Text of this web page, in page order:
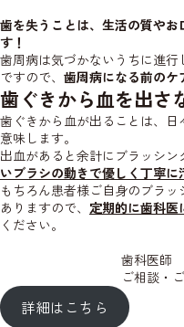
歯を失うことは、生活の質や
す！
歯周病は気づかないうちに進行
ですので、 歯周病になる前のケ
歯ぐきから血を出さ
歯ぐきから血が出ることは、
意味します。
出血があると余計にブラッシン
いブラシの動きで優しく丁寧
もちろん患者様ご自身のブラ
ありますので、 定期的に歯科医
ください。
歯科医
ご相談・
詳細はこちら